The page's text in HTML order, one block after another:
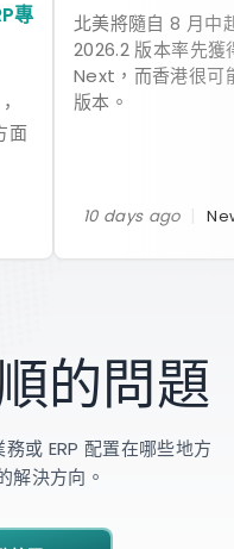
專
面
北美將隨自 8 月中
2026.2 版本率先
Next，而香港很可
版本。
10 days ago|
的問題
或 ERP 配置在哪些地方
解決方向。